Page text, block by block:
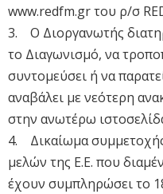
www.redfm.gr του ρ/σ
3. Ο Διοργανωτής
το Διαγωνισμό, να
συντομεύσει ή να
αναβάλει με νεότερη
στην ανωτέρω
4. Δικαίωμα
μελών της Ε.Ε. που
έχουν συμπληρώσει το